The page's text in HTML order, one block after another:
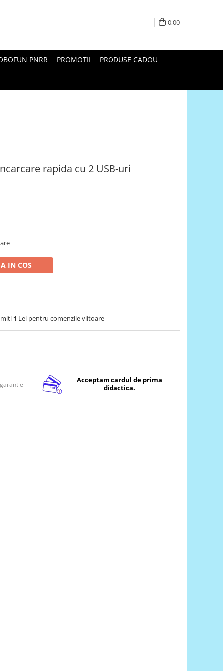
0,00
PNRR PROMOTII PRODUSE CADOU
rapida cu 2 USB-uri
IN COS
1 Lei pentru comenzile viitoare
Acceptam cardul de prima
didactica.